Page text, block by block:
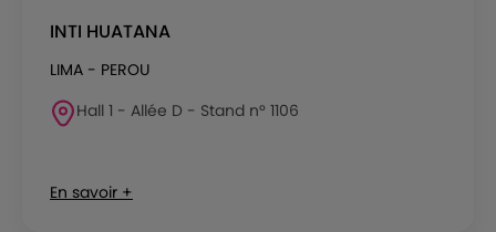
INTI HUATANA
LIMA - PEROU
Hall 1 - Allée D - Stand n° 1106
En savoir +